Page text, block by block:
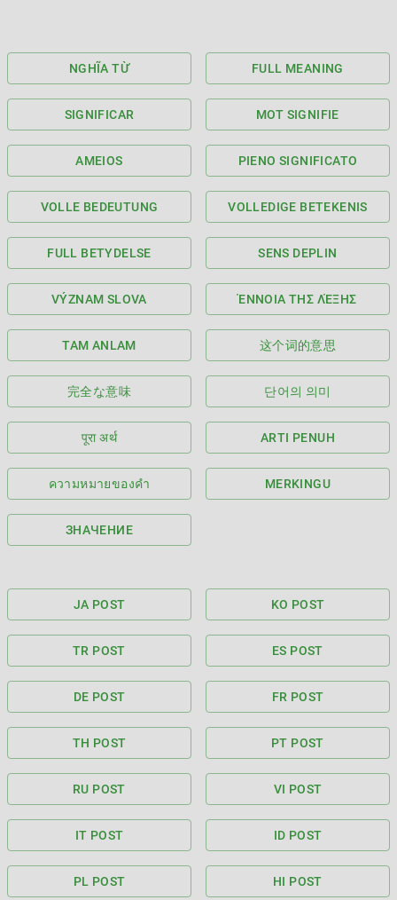
NGHĨA TỪ FULL MEANING
SIGNIFICAR MOT SIGNIFIE
AMEIOS PIENO SIGNIFICATO
VOLLE BEDEUTUNG VOLLEDIGE BETEKENIS
FULL BETYDELSE SENS DEPLIN
VÝZNAM SLOVA ΈΝΝΟΙΑ ΤΗΣ ΛΈΞΗΣ
TAM ANLAM 这个词的意思
完全な意味 단어의 의미
पूरा अर्थ ARTI PENUH
ความหมายของคำ MERKINGU
ЗНАЧЕНИЕ
JA POST KO POST
TR POST ES POST
DE POST FR POST
TH POST PT POST
RU POST VI POST
IT POST ID POST
PL POST HI POST